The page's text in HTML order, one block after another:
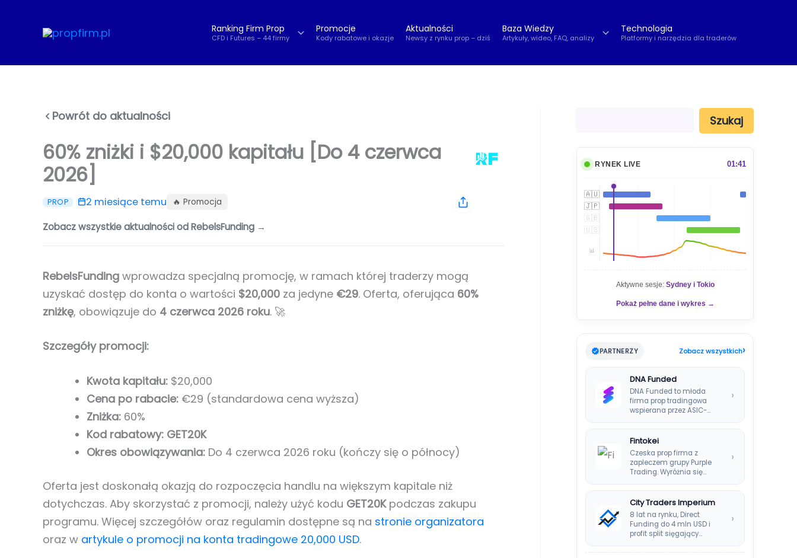
Ranking Firm Prop
CFD i Futures – 44 firmy
Promocje
Kody rabatowe i okazje
Aktualności
Newsy z rynku prop – dziś
Baza Wiedzy
Artykuły, wideo, FAQ, analizy
Technologia
Platformy i narzędzia dla traderów
Powrót do aktualności
60% zniżki i $20,000 kapitału [Do 4 czerwca
2026]
PROP 2 miesiące temu 🔥 Promocja
Zobacz wszystkie aktualności od RebelsFunding →
RebelsFunding wprowadza specjalną promocję, w ramach której traderzy mogą
uzyskać dostęp do konta o wartości $20,000 za jedyne €29. Oferta, oferująca 60%
zniżkę, obowiązuje do 4 czerwca 2026 roku. 🚀
Szczegóły promocji:
Kwota kapitału: $20,000
Cena po rabacie: €29 (standardowa cena wyższa)
Zniżka: 60%
Kod rabatowy: GET20K
Okres obowiązywania: Do 4 czerwca 2026 roku (kończy się o północy)
Oferta jest doskonałą okazją do rozpoczęcia handlu na większym kapitale niż
dotychczas. Aby skorzystać z promocji, należy użyć kodu GET20Kpodczas zakupu
programu. Więcej szczegółów oraz regulamin dostępne są na stronie organizatora
oraz w artykule o promocji na konta tradingowe 20,000 USD.
a
Szukaj
RYNEK LIVE 01:41
🇦🇺
🇯🇵
🇬🇧
🇺🇸
📊
Aktywne sesje: Sydney i Tokio
Pokaż pełne dane i wykres →
PARTNERZY Zobacz wszystkich›
DNA Funded
DNA Funded to młoda
firma prop tradingowa
wspierana przez ASIC-
DNA Markets. Oferuje…
›
Fintokei
Czeska prop firma z
zapleczem grupy Purple
Trading. Wyróżnia się
Payouts, wypłatami…
›
City Traders Imperium
8 lat na rynku, Direct
Funding do 4 mln USD i
profit split sięgający…
›